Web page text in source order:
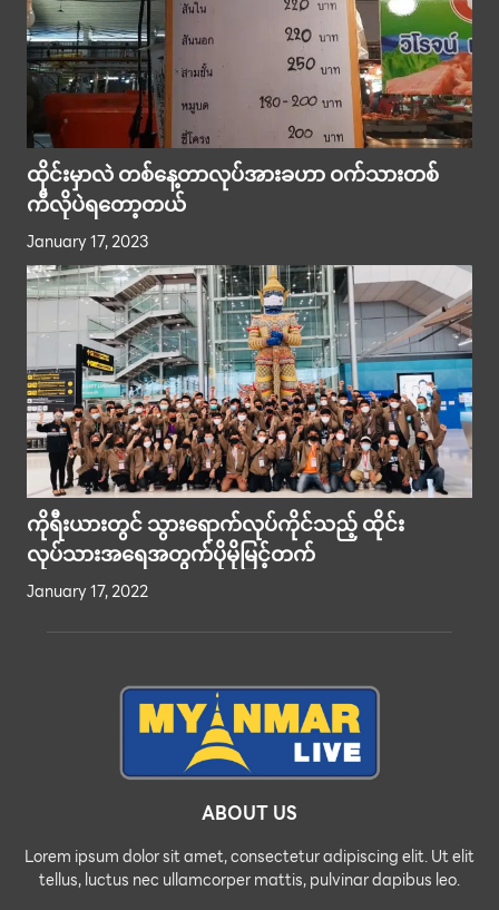
ထိုင်းမှာလဲ တစ်နေ့တာလုပ်အားခဟာ ဝက်သားတစ်
ကီလိုပဲရတော့တယ်
January 17, 2023
ကိုရီးယားတွင် သွားရောက်လုပ်ကိုင်သည့် ထိုင်း
လုပ်သားအရေအတွက်ပိုမိုမြင့်တက်
January 17, 2022
ABOUT US
Lorem ipsum dolor sit amet, consectetur adipiscing elit. Ut elit
tellus, luctus nec ullamcorper mattis, pulvinar dapibus leo.